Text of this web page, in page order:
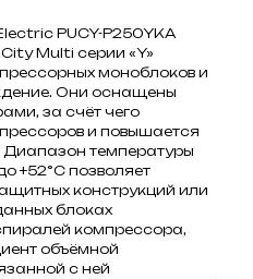
PUCY-P250YKA
Multi серии «Y»
моноблоков и
Они оснащены
за счёт чего
и повышается
температуры
+52°С позволяет
конструкций или
блоках
компрессора,
объёмной
с ней